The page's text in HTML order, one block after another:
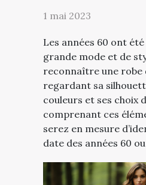
1 mai 2023
Les années 60 ont
grande mode et de
reconnaître une robe
regardant sa
couleurs et ses choix
comprenant ces
serez en mesure
date des années 60